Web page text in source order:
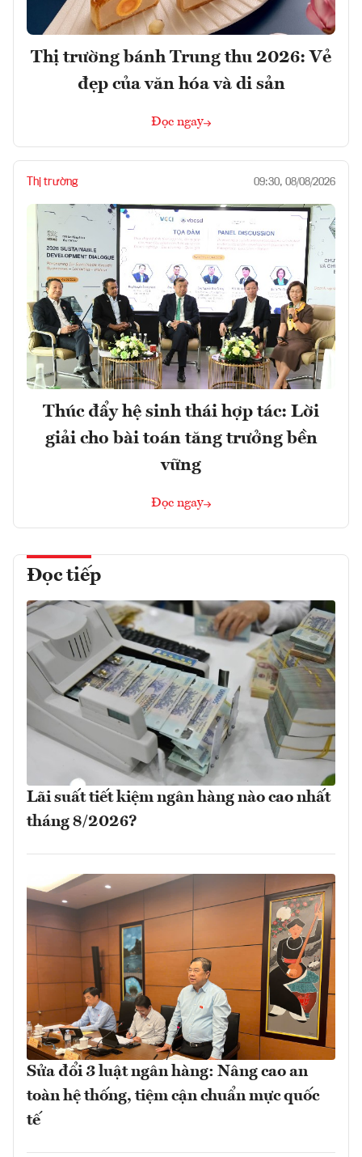
Thị trường bánh Trung thu 2026: Vẻ
đẹp của văn hóa và di sản
Đọc ngay
Thị trường 09:30, 08/08/2026
Thúc đẩy hệ sinh thái hợp tác: Lời
giải cho bài toán tăng trưởng bền
vững
Đọc ngay
Đọc tiếp
Lãi suất tiết kiệm ngân hàng nào cao nhất
tháng 8/2026?
Sửa đổi 3 luật ngân hàng: Nâng cao an
toàn hệ thống, tiệm cận chuẩn mực quốc
tế